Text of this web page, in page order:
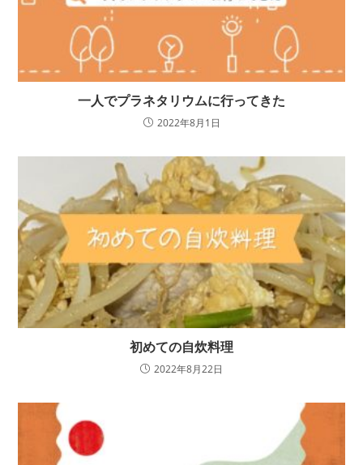
一人でプラネタリウムに行ってきた
2022年8月1日
初めての自炊料理
2022年8月22日